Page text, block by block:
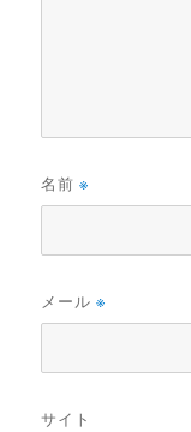
名前※
メール※
サイト